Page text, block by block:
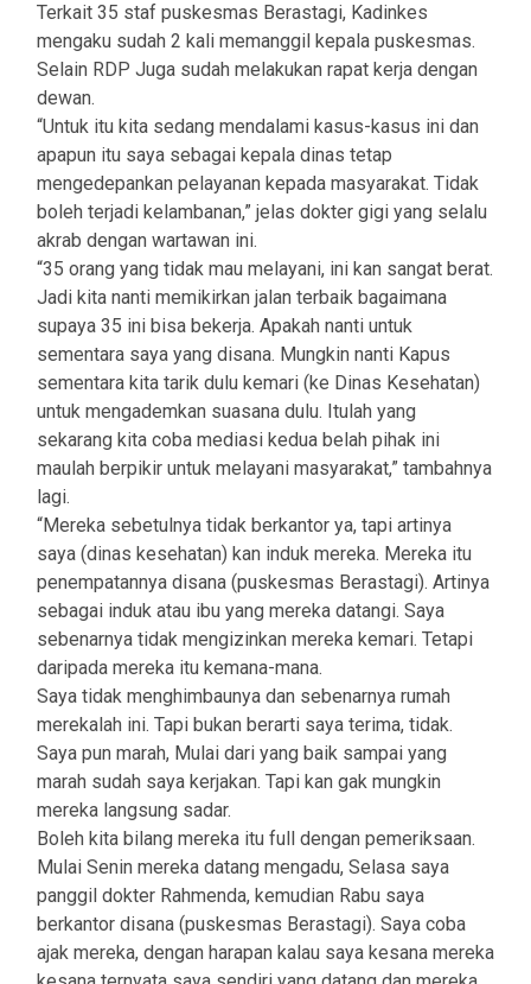
Terkait 35 staf puskesmas Berastagi, Kadinkes
mengaku sudah 2 kali memanggil kepala puskesmas.
Selain RDP Juga sudah melakukan rapat kerja dengan
dewan.
“Untuk itu kita sedang mendalami kasus-kasus ini dan
apapun itu saya sebagai kepala dinas tetap
mengedepankan pelayanan kepada masyarakat. Tidak
boleh terjadi kelambanan,” jelas dokter gigi yang selalu
akrab dengan wartawan ini.
“35 orang yang tidak mau melayani, ini kan sangat berat.
Jadi kita nanti memikirkan jalan terbaik bagaimana
supaya 35 ini bisa bekerja. Apakah nanti untuk
sementara saya yang disana. Mungkin nanti Kapus
sementara kita tarik dulu kemari (ke Dinas Kesehatan)
untuk mengademkan suasana dulu. Itulah yang
sekarang kita coba mediasi kedua belah pihak ini
maulah berpikir untuk melayani masyarakat,” tambahnya
lagi.
“Mereka sebetulnya tidak berkantor ya, tapi artinya
saya (dinas kesehatan) kan induk mereka. Mereka itu
penempatannya disana (puskesmas Berastagi). Artinya
sebagai induk atau ibu yang mereka datangi. Saya
sebenarnya tidak mengizinkan mereka kemari. Tetapi
daripada mereka itu kemana-mana.
Saya tidak menghimbaunya dan sebenarnya rumah
merekalah ini. Tapi bukan berarti saya terima, tidak.
Saya pun marah, Mulai dari yang baik sampai yang
marah sudah saya kerjakan. Tapi kan gak mungkin
mereka langsung sadar.
Boleh kita bilang mereka itu full dengan pemeriksaan.
Mulai Senin mereka datang mengadu, Selasa saya
panggil dokter Rahmenda, kemudian Rabu saya
berkantor disana (puskesmas Berastagi). Saya coba
ajak mereka, dengan harapan kalau saya kesana mereka